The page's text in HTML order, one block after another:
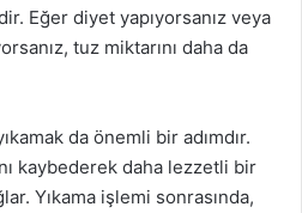
Eğer diyet yapıyorsanız veya
tuz miktarını daha da
da önemli bir adımdır.
kaybederek daha lezzetli bir
Yıkama işlemi sonrasında,